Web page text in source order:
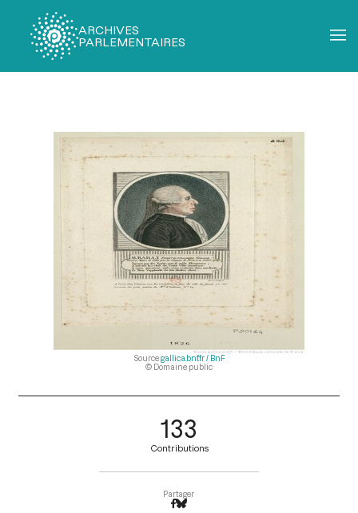
ARCHIVES
PARLEMENTAIRES
Source gallica.bnf.fr / BnF
© Domaine public
133
Contributions
Partager